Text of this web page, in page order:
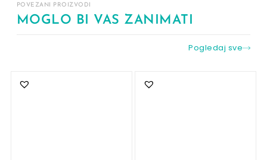
POVEZANI PROIZVODI
MOGLO BI VAS ZANIMATI
Pogledaj sve